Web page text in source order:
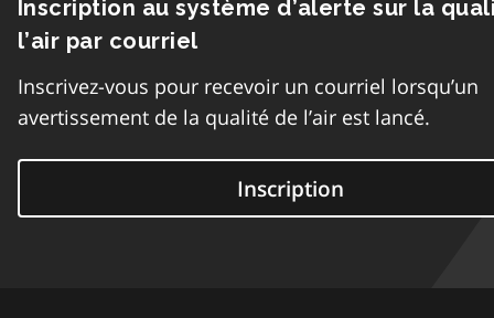
Inscription au système d’alerte sur la
l’air par courriel
Inscrivez-vous pour recevoir un courriel lorsqu’un
avertissement de la qualité de l’air est lancé.
Inscription